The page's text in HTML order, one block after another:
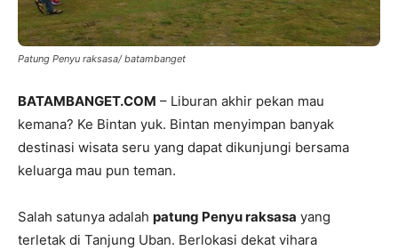
Patung Penyu raksasa/ batambanget
BATAMBANGET.COM – Liburan akhir pekan mau
kemana? Ke Bintan yuk. Bintan menyimpan banyak
destinasi wisata seru yang dapat dikunjungi bersama
keluarga mau pun teman.
Salah satunya adalah patung Penyu raksasa yang
terletak di Tanjung Uban. Berlokasi dekat vihara